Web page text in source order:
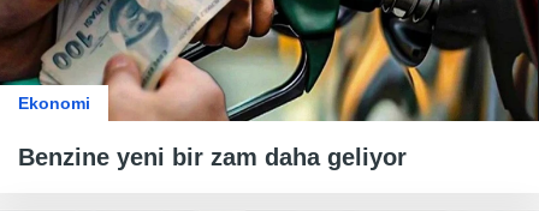
Ekonomi
Benzine yeni bir zam daha geliyor